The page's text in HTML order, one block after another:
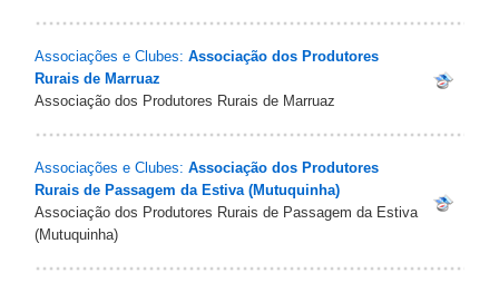
Associações e Clubes: Associação dos Produtores
Rurais de Marruaz
Associação dos Produtores Rurais de Marruaz
Associações e Clubes: Associação dos Produtores
Rurais de Passagem da Estiva (Mutuquinha)
Associação dos Produtores Rurais de Passagem da Estiva
(Mutuquinha)